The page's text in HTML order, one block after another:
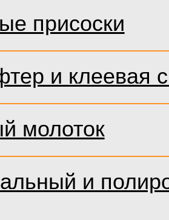
присоски
и клеевая
молоток
и